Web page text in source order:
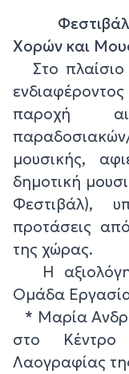
Φεστιβάλ
Χορών και
Στο πλαίσιο
παροχή
μουσικής,
δημοτική
Φεστιβάλ),
προτάσεις
της χώρας.
Η
Ομάδα
* Μαρία
στο Κέντρο
Λαογραφίας